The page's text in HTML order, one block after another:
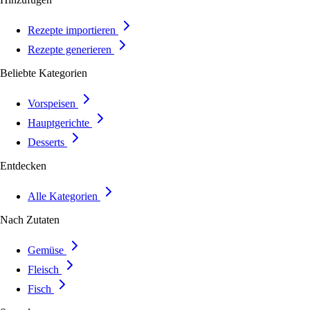
Rezepte importieren
Rezepte generieren
Beliebte Kategorien
Vorspeisen
Hauptgerichte
Desserts
Entdecken
Alle Kategorien
Nach Zutaten
Gemüse
Fleisch
Fisch